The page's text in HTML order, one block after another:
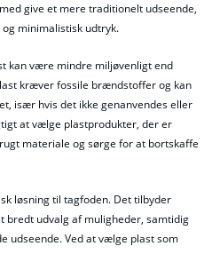
give et mere traditionelt udseende,
minimalistisk udtryk.
kan være mindre miljøvenligt end
kræver fossile brændstoffer og kan
især hvis det ikke genanvendes eller
at vælge plastprodukter, der er
materiale og sørge for at bortskaffe
løsning til tagfoden. Det tilbyder
bredt udvalg af muligheder, samtidig
udseende. Ved at vælge plast som